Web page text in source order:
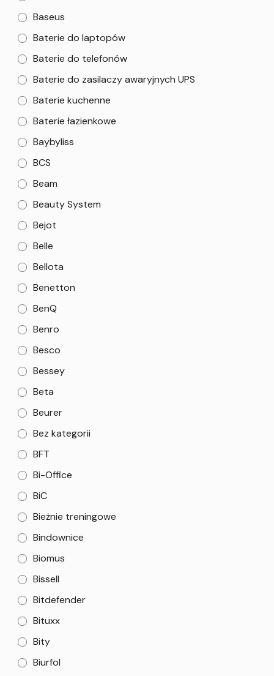
Baseus
Baterie do laptopów
Baterie do telefonów
Baterie do zasilaczy awaryjnych UPS
Baterie kuchenne
Baterie łazienkowe
Baybyliss
BCS
Beam
Beauty System
Bejot
Belle
Bellota
Benetton
BenQ
Benro
Besco
Bessey
Beta
Beurer
Bez kategorii
BFT
Bi-Office
BiC
Bieżnie treningowe
Bindownice
Biomus
Bissell
Bitdefender
Bituxx
Bity
Biurfol